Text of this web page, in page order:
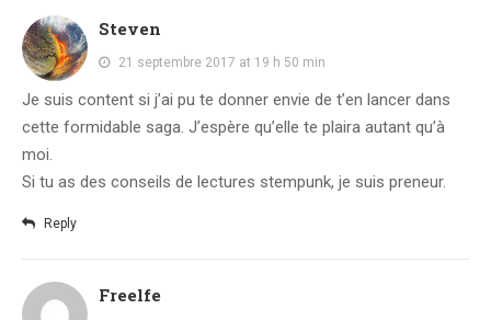
Steven
21 septembre 2017 at 19 h 50 min
Je suis content si j’ai pu te donner envie de t’en lancer dans
cette formidable saga. J’espère qu’elle te plaira autant qu’à
moi.
Si tu as des conseils de lectures stempunk, je suis preneur.
Reply
Freelfe